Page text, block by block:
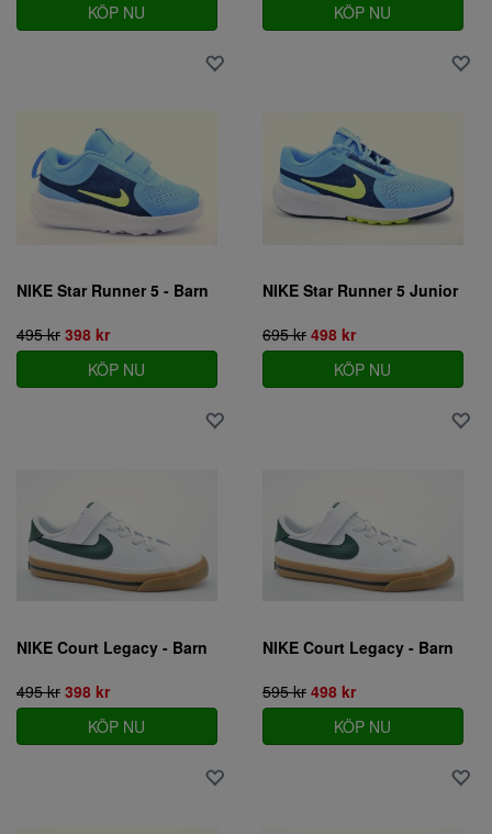
KÖP NU
KÖP NU
NIKE Star Runner 5 - Barn
495 kr 398 kr
KÖP NU
NIKE Star Runner 5 Junior
695 kr 498 kr
KÖP NU
NIKE Court Legacy - Barn
495 kr 398 kr
KÖP NU
NIKE Court Legacy - Barn
595 kr 498 kr
KÖP NU